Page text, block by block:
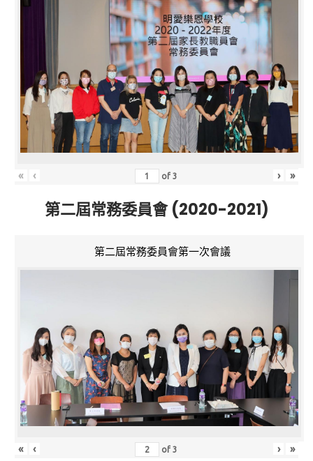
« ‹ of3 › »
第二屆常務委員會 (2020-2021)
第二屆常務委員會第一次會議
« ‹ of3 › »